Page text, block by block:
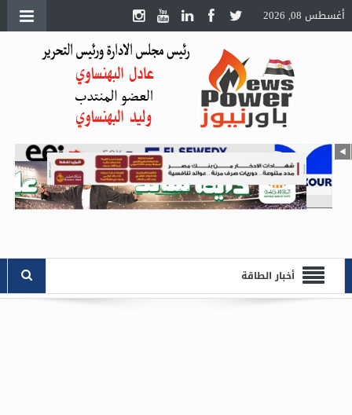
أغسطس 08, 2026
أخبار الطاقة